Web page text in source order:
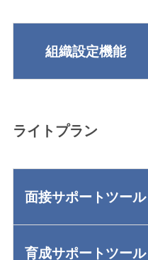
組織設定機能
ライトプラン
面接サポートツール
育成サポートツール